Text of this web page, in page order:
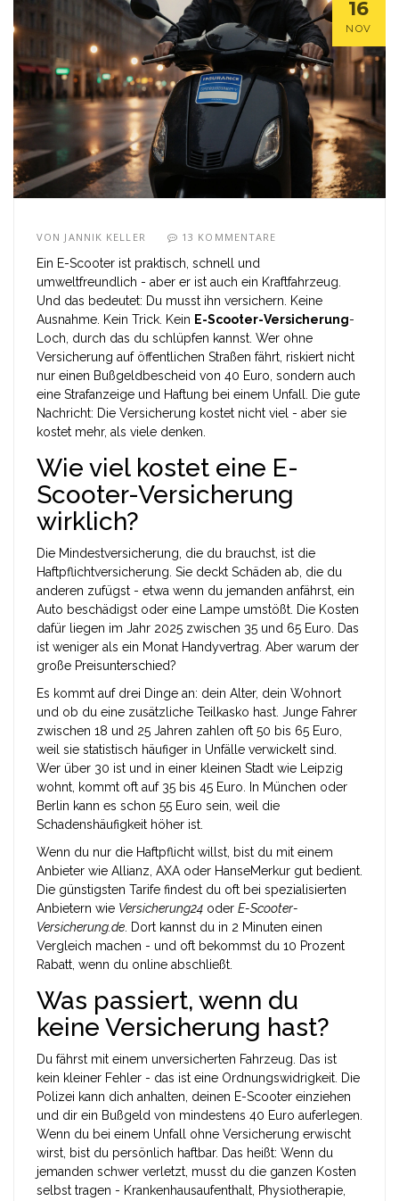
16
NOV
VON JANNIK KELLER 13 KOMMENTARE
Ein E-Scooter ist praktisch, schnell und
umweltfreundlich - aber er ist auch ein Kraftfahrzeug.
Und das bedeutet: Du musst ihn versichern. Keine
Ausnahme. Kein Trick. Kein E-Scooter-Versicherung-
Loch, durch das du schlüpfen kannst. Wer ohne
Versicherung auf öffentlichen Straßen fährt, riskiert nicht
nur einen Bußgeldbescheid von 40 Euro, sondern auch
eine Strafanzeige und Haftung bei einem Unfall. Die gute
Nachricht: Die Versicherung kostet nicht viel - aber sie
kostet mehr, als viele denken.
Wie viel kostet eine E-
Scooter-Versicherung
wirklich?
Die Mindestversicherung, die du brauchst, ist die
Haftpflichtversicherung. Sie deckt Schäden ab, die du
anderen zufügst - etwa wenn du jemanden anfährst, ein
Auto beschädigst oder eine Lampe umstößt. Die Kosten
dafür liegen im Jahr 2025 zwischen 35 und 65 Euro. Das
ist weniger als ein Monat Handyvertrag. Aber warum der
große Preisunterschied?
Es kommt auf drei Dinge an: dein Alter, dein Wohnort
und ob du eine zusätzliche Teilkasko hast. Junge Fahrer
zwischen 18 und 25 Jahren zahlen oft 50 bis 65 Euro,
weil sie statistisch häufiger in Unfälle verwickelt sind.
Wer über 30 ist und in einer kleinen Stadt wie Leipzig
wohnt, kommt oft auf 35 bis 45 Euro. In München oder
Berlin kann es schon 55 Euro sein, weil die
Schadenshäufigkeit höher ist.
Wenn du nur die Haftpflicht willst, bist du mit einem
Anbieter wie Allianz, AXA oder HanseMerkur gut bedient.
Die günstigsten Tarife findest du oft bei spezialisierten
Anbietern wie Versicherung24 oder E-Scooter-
Versicherung.de . Dort kannst du in 2 Minuten einen
Vergleich machen - und oft bekommst du 10 Prozent
Rabatt, wenn du online abschließt.
Was passiert, wenn du
keine Versicherung hast?
Du fährst mit einem unversicherten Fahrzeug. Das ist
kein kleiner Fehler - das ist eine Ordnungswidrigkeit. Die
Polizei kann dich anhalten, deinen E-Scooter einziehen
und dir ein Bußgeld von mindestens 40 Euro auferlegen.
Wenn du bei einem Unfall ohne Versicherung erwischt
wirst, bist du persönlich haftbar. Das heißt: Wenn du
jemanden schwer verletzt, musst du die ganzen Kosten
selbst tragen - Krankenhausaufenthalt, Physiotherapie,